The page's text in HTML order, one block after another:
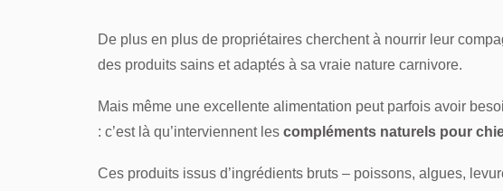
De plus en plus de propriétaires cherchent à nourrir leur
des produits sains et adaptés à sa vraie nature carnivore.
Mais même une excellente alimentation peut parfois avoir
: c’est là qu’interviennent les compléments naturels pour
Ces produits issus d’ingrédients bruts – poissons, algues,